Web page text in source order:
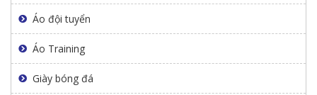
Áo đội tuyển
Áo Training
Giày bóng đá